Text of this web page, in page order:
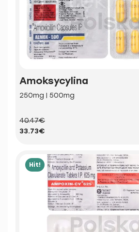
Amoksycylina
250mg | 500mg
40.47€
33.73€
Hit!